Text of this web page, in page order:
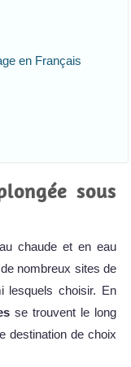
en Français
sous
chaude et en eau
nombreux sites de
lesquels choisir. En
se trouvent le long
destination de choix